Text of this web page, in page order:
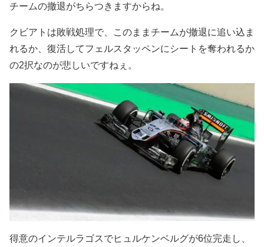
チームの撤退がちらつきますからね。
クビアトは敗戦処理で、このままチームが撤退に追い込ま
れるか、復活してフェルスタッペンにシートを奪われるか
の2択なのが悲しいですねぇ。
得意のインテルラゴスでヒュルケンベルグが6位完走し、